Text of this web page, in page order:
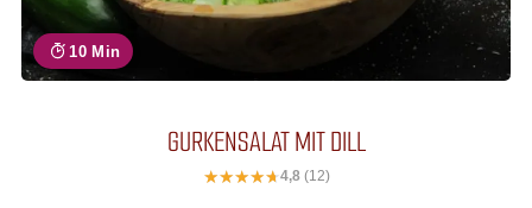
10 Min
GURKENSALAT MIT DILL
4,8 (12)